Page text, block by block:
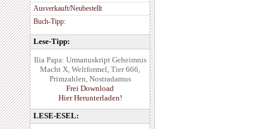
Ausverkauft/Neubestellt
Buch-Tipp:
Lese-Tipp:
Ilia Papa: Urmanuskript Geheimnis
Macht X, Weltformel, Tier 666,
Primzahlen, Nostradamus
Frei Download
Hier Herunterladen!
LESE-ESEL: